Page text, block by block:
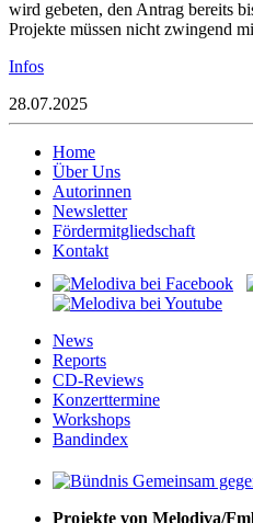
wird gebeten, den Antrag bereits
Projekte müssen nicht zwingend
Infos
28.07.2025
Home
Über Uns
Autorinnen
Newsletter
Fördermitgliedschaft
Kontakt
News
Reports
CD-Reviews
Konzerttermine
Workshops
Bandindex
Projekte von Melodiva/